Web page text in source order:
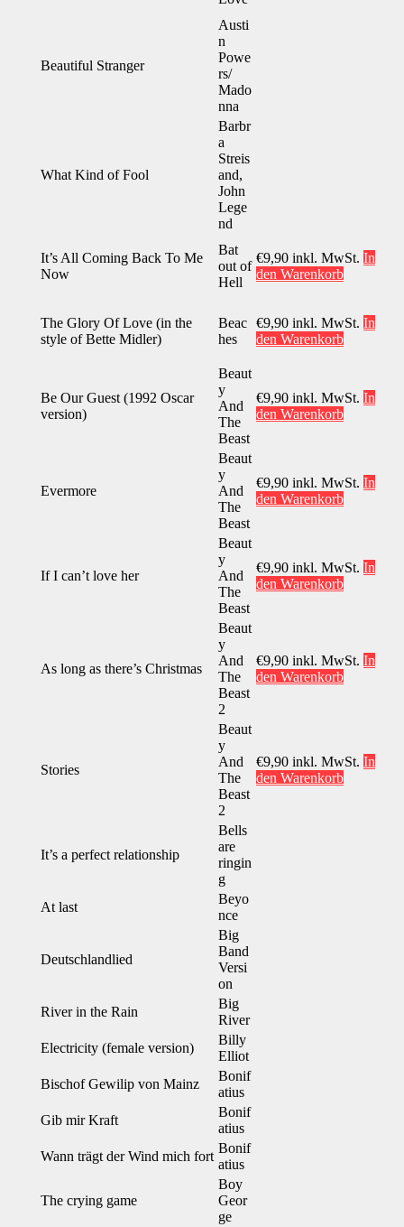
Beautiful Stranger
Austi
n
Powe
rs/
Mado
nna
What Kind of Fool
Barbr
a
Streis
and,
John
Lege
nd
It’s All Coming Back To Me
Now
Bat
out of
Hell
€9,90 inkl. MwSt. In
den Warenkorb
The Glory Of Love (in the
style of Bette Midler)
Beac
hes
€9,90 inkl. MwSt. In
den Warenkorb
Be Our Guest (1992 Oscar
version)
Beaut
y
And
The
Beast
€9,90 inkl. MwSt. In
den Warenkorb
Evermore
Beaut
y
And
The
Beast
€9,90 inkl. MwSt. In
den Warenkorb
If I can’t love her
Beaut
y
And
The
Beast
€9,90 inkl. MwSt. In
den Warenkorb
As long as there’s Christmas
Beaut
y
And
The
Beast
2
€9,90 inkl. MwSt. In
den Warenkorb
Stories
Beaut
y
And
The
Beast
2
€9,90 inkl. MwSt. In
den Warenkorb
It’s a perfect relationship
Bells
are
ringin
g
At last
Beyo
nce
Deutschlandlied
Big
Band
Versi
on
River in the Rain
Big
River
Electricity (female version)
Billy
Elliot
Bischof Gewilip von Mainz
Bonif
atius
Gib mir Kraft
Bonif
atius
Wann trägt der Wind mich fort
Bonif
atius
The crying game
Boy
Geor
ge